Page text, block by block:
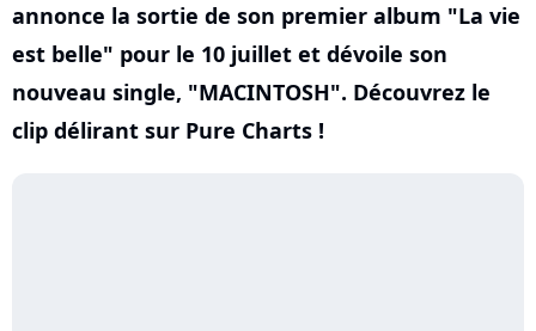
annonce la sortie de son premier album "La vie
est belle" pour le 10 juillet et dévoile son
nouveau single, "MACINTOSH". Découvrez le
clip délirant sur Pure Charts !